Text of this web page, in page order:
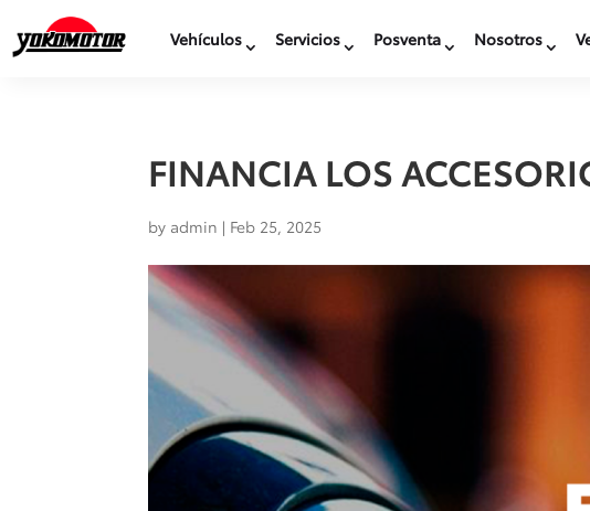
Vehículos Servicios Posventa Nosotros
FINANCIA LOS
by admin | Feb 25, 2025